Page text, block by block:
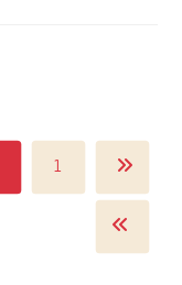
١